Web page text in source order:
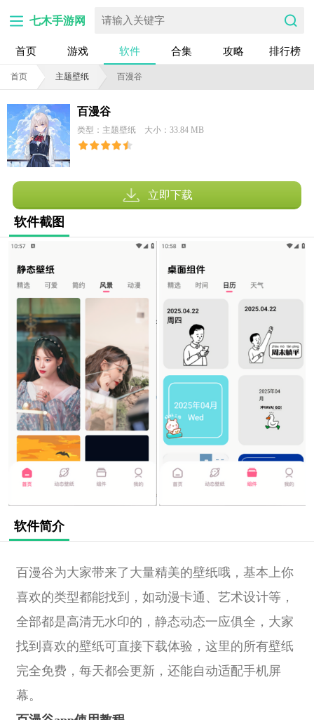
七木手游网
首页 游戏 软件 合集 攻略 排行榜
首页 主题壁纸 百漫谷
百漫谷
类型：主题壁纸 大小：33.84 MB
立即下载
软件截图
软件简介
百漫谷为大家带来了大量精美的壁纸哦，基本上你
喜欢的类型都能找到，如动漫卡通、艺术设计等，
全部都是高清无水印的，静态动态一应俱全，大家
找到喜欢的壁纸可直接下载体验，这里的所有壁纸
完全免费，每天都会更新，还能自动适配手机屏
幕。